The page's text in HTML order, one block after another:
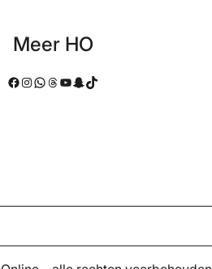
Meer HO
Facebook Instagram WhatsApp Threads YouTube Snapchat TikTok